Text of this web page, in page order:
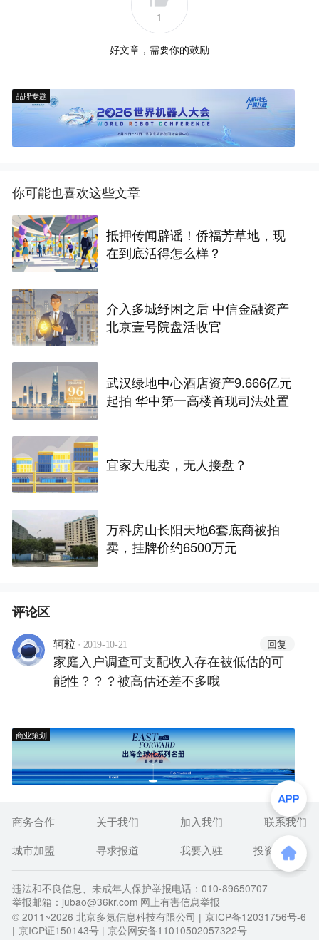
1
好文章，需要你的鼓励
品牌专题
你可能也喜欢这些文章
抵押传闻辟谣！侨福芳草地，现
在到底活得怎么样？
介入多城纾困之后 中信金融资产
北京壹号院盘活收官
武汉绿地中心酒店资产9.666亿元
起拍 华中第一高楼首现司法处置
宜家大甩卖，无人接盘？
万科房山长阳天地6套底商被拍
卖，挂牌价约6500万元
评论区
轲粒 · 2019-10-21 回复
家庭入户调查可支配收入存在被低估的可
能性？？？被高估还差不多哦
商业策划
商务合作 关于我们 加入我们
联系我们
城市加盟
寻求报道 我要入驻 投资者关系
违法和不良信息、未成年人保护举报电话：010-89650707
举报邮箱：jubao@36kr.com 网上有害信息举报
© 2011~2026 北京多氪信息科技有限公司 | 京ICP备12031756号-6
| 京ICP证150143号 | 京公网安备11010502057322号